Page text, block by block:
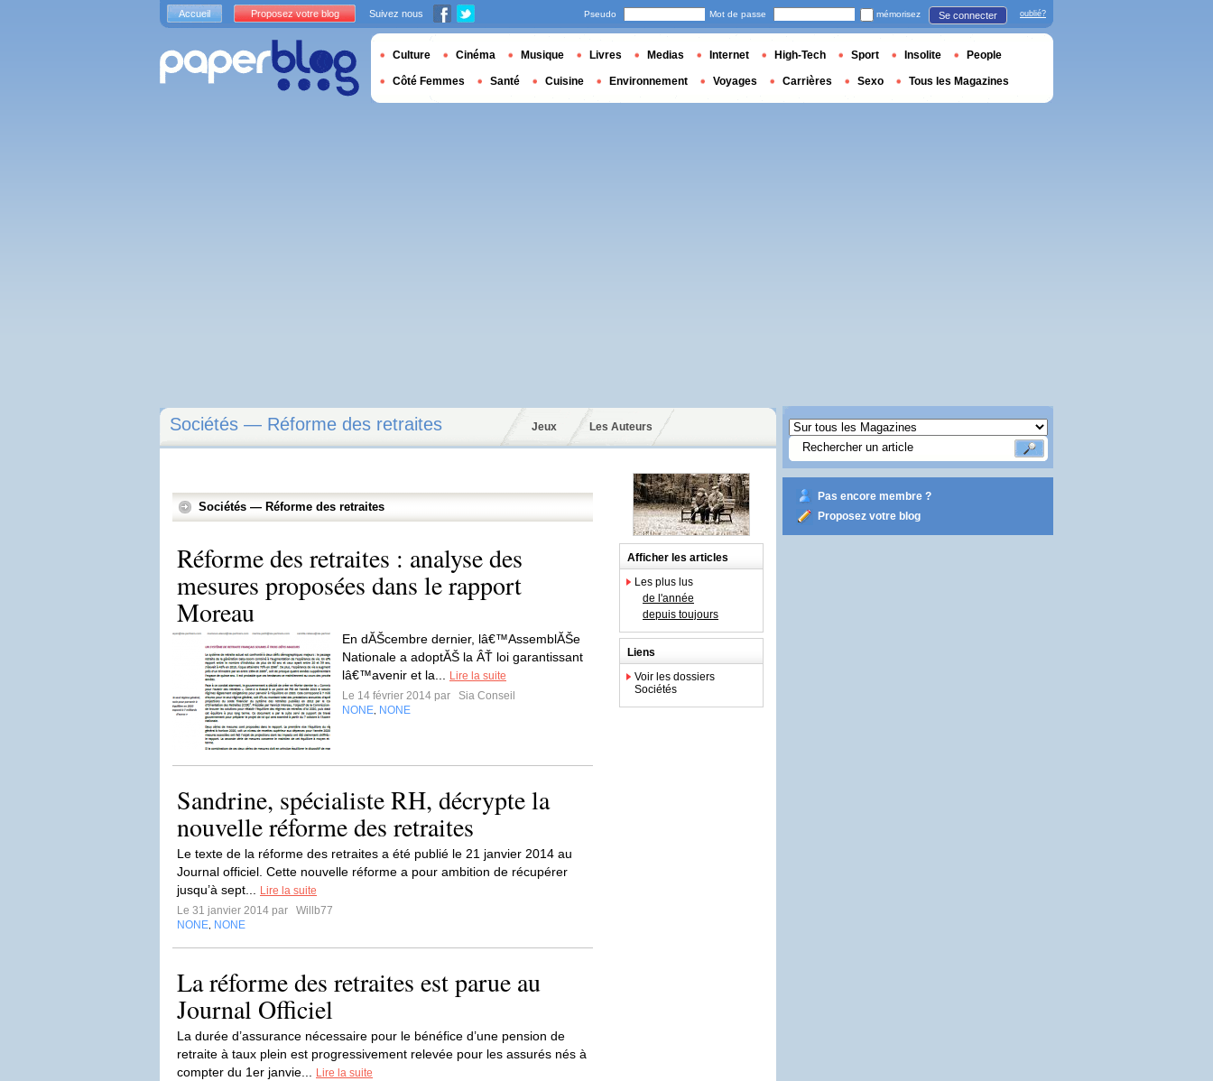
Sociétés — Réforme des retraites Jeux Les Auteurs
Sociétés — Réforme des retraites
Réforme des retraites : analyse des
mesures proposées dans le rapport
Moreau
En dĂŠcembre dernier, lâ€™AssemblĂŠe
Nationale a adoptĂŠ la ÂŤ loi garantissant
lâ€™avenir et la...
Lire la suite
Le 14 février 2014 par
Sia Conseil
NONE NONE
Sandrine, spécialiste RH, décrypte la
nouvelle réforme des retraites
Le texte de la réforme des retraites a été publié le 21 janvier 2014 au
Journal officiel. Cette nouvelle réforme a pour ambition de récupérer
jusqu’à sept...
Lire la suite
Le 31 janvier 2014 par
Willb77
NONE NONE
La réforme des retraites est parue au
Journal Officiel
La durée d’assurance nécessaire pour le bénéfice d’une pension de
retraite à taux plein est progressivement relevée pour les assurés nés à
compter du 1er janvie...
Lire la suite
Afficher les articles
Les plus lus
de l'année
depuis toujours
Liens
Voir les dossiers
Sociétés
Pas encore membre ?
Proposez votre blog
Accueil Proposez votre blog Suivez nous Pseudo Mot de passe mémorisez Se connecter oublié?
Culture Cinéma Musique Livres Medias Internet High-Tech Sport Insolite People
Côté Femmes Santé Cuisine Environnement Voyages Carrières Sexo Tous les Magazines